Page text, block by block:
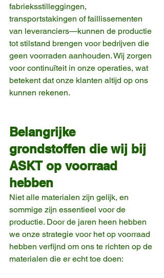
fabrieksstilleggingen,
transportstakingen of faillissementen
van leveranciers—kunnen de productie
tot stilstand brengen voor bedrijven die
geen voorraden aanhouden. Wij zorgen
voor continuïteit in onze operaties, wat
betekent dat onze klanten altijd op ons
kunnen rekenen.
Belangrijke
grondstoffen die wij bij
ASKT op voorraad
hebben
Niet alle materialen zijn gelijk, en
sommige zijn essentieel voor de
productie. Door de jaren heen hebben
we onze strategie voor het op voorraad
hebben verfijnd om ons te richten op de
materialen die er echt toe doen: